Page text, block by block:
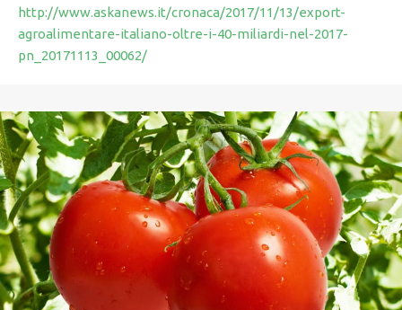
http://www.askanews.it/cronaca/2017/11/13/export-
agroalimentare-italiano-oltre-i-40-miliardi-nel-2017-
pn_20171113_00062/